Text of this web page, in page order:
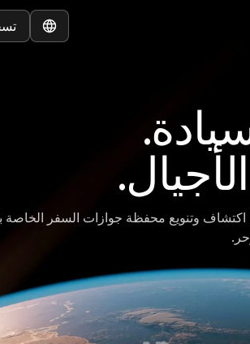
Arabic
وتنويع محفظة جوازات السفر الخاصة